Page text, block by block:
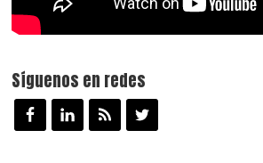
Síguenos en redes